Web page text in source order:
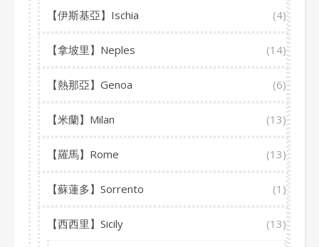
【伊斯基亞】Ischia (4)
【拿坡里】Neples (14)
【熱那亞】Genoa (6)
【米蘭】Milan (13)
【羅馬】Rome (13)
【蘇蓮多】Sorrento (1)
【西西里】Sicily (13)